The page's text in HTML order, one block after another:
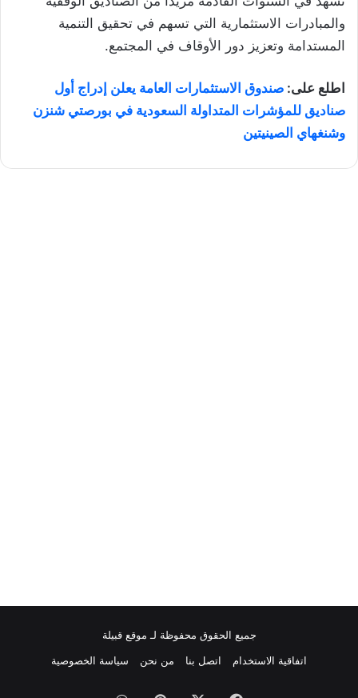
والمبادرات الاستثمارية التي تسهم في تحقيق التنمية
المستدامة وتعزيز دور الأوقاف في المجتمع.
اطلع على: صندوق الاستثمارات العامة يعلن إدراج أول
صناديق للمؤشرات المتداولة السعودية في بورصتي شنزن
وشنغهاي الصينيتين
جميع الحقوق محفوظة لـ موقع قبيلة
اتفاقية الاستخدام
اتصل بنا من نحن سياسة الخصوصية